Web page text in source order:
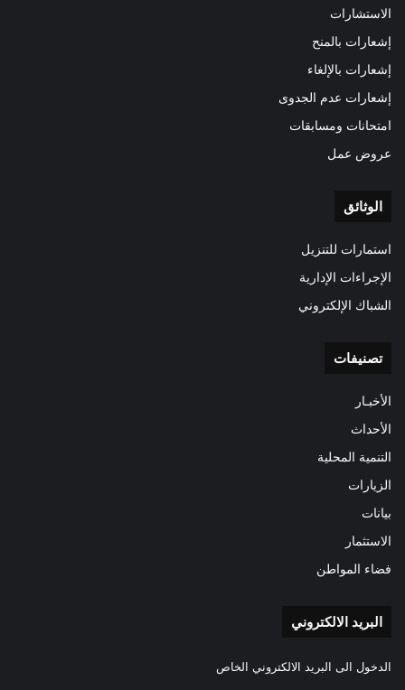
الاستشارات
إشعارات بالمنح
إشعارات بالإلغاء
إشعارات عدم الجدوى
امتحانات ومسابقات
عروض عمل
الوثائق
استمارات للتنزيل
الإجراءات الإدارية
الشباك الإلكتروني
تصنيفات
الأخبـار
الأحداث
التنمية المحلية
الزيارات
بيانات
الاستثمار
فضاء المواطن
البريد الالكتروني
الدخول الى البريد الالكتروني الخاص